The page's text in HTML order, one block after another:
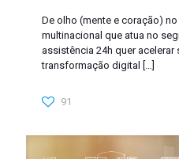
De olho (mente e coração)
multinacional que atua no
assistência 24h quer acelerar
transformação digital
91